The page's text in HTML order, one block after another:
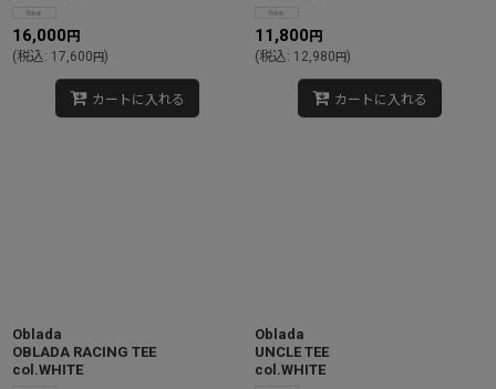
16,000 円
(税込: 17,600円)
カートに入れる
11,800 円
(税込: 12,980円)
カートに入れる
Oblada
OBLADA RACING TEE
col.WHITE
Oblada
UNCLE TEE
col.WHITE